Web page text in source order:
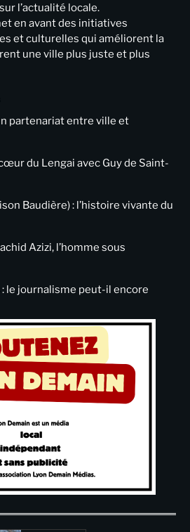
l’actualité locale.
en avant des initiatives
et culturelles qui améliorent la
une ville plus juste et plus
partenariat entre ville et
du Lengai avec Guy de Saint-
Baudière) : l’histoire vivante du
Azizi, l’homme sous
le journalisme peut-il encore